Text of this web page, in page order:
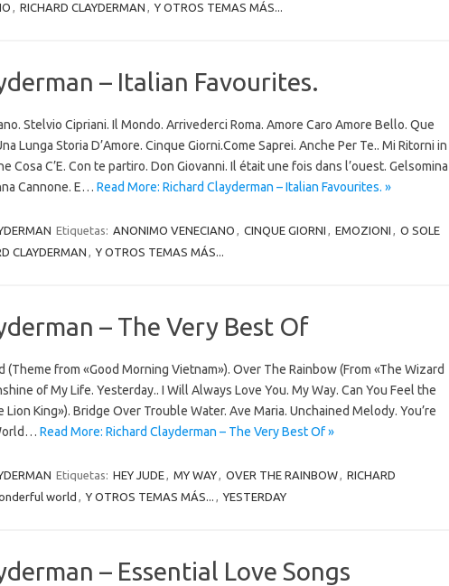
, RICHARD CLAYDERMAN , Y OTROS TEMAS MÁS...
– Italian Favourites.
Stelvio Cipriani. Il Mondo. Arrivederci Roma. Amore Caro Amore Bello. Que
Lunga Storia D’Amore. Cinque Giorni.Come Saprei. Anche Per Te.. Mi Ritorni in
Cosa C’E. Con te partiro. Don Giovanni. Il était une fois dans l’ouest. Gelsomina
Cannone. E… Read More: Richard Clayderman – Italian Favourites. »
Etiquetas: ANONIMO VENECIANO , CINQUE GIORNI , EMOZIONI , O SOLE
CLAYDERMAN , Y OTROS TEMAS MÁS...
– The Very Best Of
from «Good Morning Vietnam»). Over The Rainbow (From «The Wizard
of My Life. Yesterday.. I Will Always Love You. My Way. Can You Feel the
Lion King»). Bridge Over Trouble Water. Ave Maria. Unchained Melody. You’re
Read More: Richard Clayderman – The Very Best Of »
Etiquetas: HEY JUDE, MY WAY, OVER THE RAINBOW, RICHARD
world , Y OTROS TEMAS MÁS... , YESTERDAY
– Essential Love Songs